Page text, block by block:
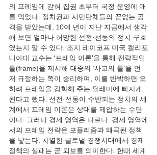
의 프레임에 갇혀 집권 초부터 국정 운영에 애
를 먹었다. 정치권과 시민단체들의 끝없는 공
격을 받았는데, 10여 년이 지난 지금에서 생각
해 보면 얼마나 허망한 선전·선동의 정치 구호
였는지 알 수 있다. 조지 레이코프 미국 캘리포
니아대 교수는 ‘프레임 이론’을 통해 전략적인
틀(frame)을 제시해 대중의 ‘사고의 틀’을 먼
저 규정하는 쪽이 승리하며, 이를 반박하면 오
히려 프레임을 강화해 주는 딜레마에 빠지게
된다고 했다. 선전·선동이 수반되는 정치의 세
계에서 프레임 이론은 상대를 제압하는 수단
이다. 그러나 경제 영역은 다르다. 경제 영역에
서의 프레임 전략은 포퓰리즘과 왜곡된 정책
을 낳는다. 치열한 글로벌 경쟁시대에서 경제
정책의 실패는 곧 퇴보를 의미한다. 한때 세계